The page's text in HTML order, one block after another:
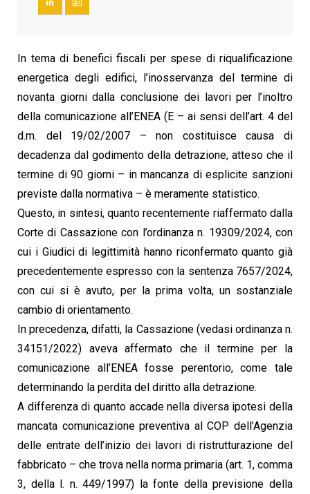
In tema di benefici fiscali per spese di riqualificazione
energetica degli edifici, l’inosservanza del termine di
novanta giorni dalla conclusione dei lavori per l’inoltro
della comunicazione all’ENEA (E – ai sensi dell’art. 4 del
d.m. del 19/02/2007 – non costituisce causa di
decadenza dal godimento della detrazione, atteso che il
termine di 90 giorni – in mancanza di esplicite sanzioni
previste dalla normativa – è meramente statistico.
Questo, in sintesi, quanto recentemente riaffermato dalla
Corte di Cassazione con l’ordinanza n. 19309/2024, con
cui i Giudici di legittimità hanno riconfermato quanto già
precedentemente espresso con la sentenza 7657/2024,
con cui si è avuto, per la prima volta, un sostanziale
cambio di orientamento.
In precedenza, difatti, la Cassazione (vedasi ordinanza n.
34151/2022) aveva affermato che il termine per la
comunicazione all’ENEA fosse perentorio, come tale
determinando la perdita del diritto alla detrazione.
A differenza di quanto accade nella diversa ipotesi della
mancata comunicazione preventiva al COP dell’Agenzia
delle entrate dell’inizio dei lavori di ristrutturazione del
fabbricato – che trova nella norma primaria (art. 1, comma
3, della l. n. 449/1997) la fonte della previsione della